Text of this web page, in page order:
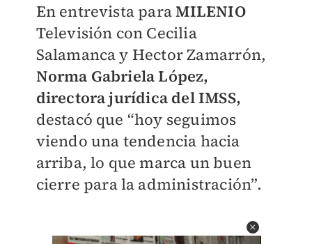
En entrevista paraMILENIO
Televisión con Cecilia
Salamanca y Hector Zamarrón,
Norma Gabriela López,
directora jurídica del IMSS,
destacó que “hoy seguimos
viendo una tendencia hacia
arriba, lo que marca un buen
cierre para la administración”.